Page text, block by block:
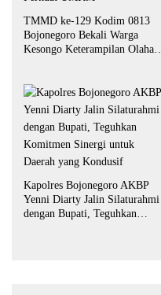
TMMD ke-129 Kodim 0813
Bojonegoro Bekali Warga
Kesongo Keterampilan Olahan
Kapolres Bojonegoro AKBP
Yenni Diarty Jalin Silaturahmi
dengan Bupati, Teguhkan